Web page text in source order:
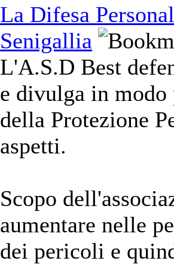
La Difesa
Senigallia
L'A.S.D Best
e divulga in
della Protezione
aspetti.
Scopo
aumentare nelle
dei pericoli e